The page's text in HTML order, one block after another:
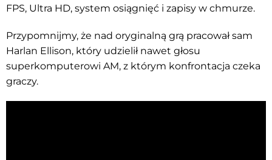
FPS, Ultra HD, system osiągnięć i zapisy w chmurze.
Przypomnijmy, że nad oryginalną grą pracował sam
Harlan Ellison, który udzielił nawet głosu
superkomputerowi AM, z którym konfrontacja czeka
graczy.